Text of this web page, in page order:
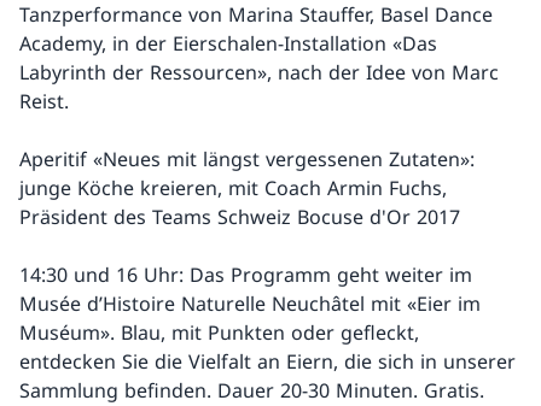
Tanzperformance von Marina Stauffer, Basel Dance
Academy, in der Eierschalen-Installation «Das
Labyrinth der Ressourcen», nach der Idee von Marc
Reist.
Aperitif «Neues mit längst vergessenen Zutaten»:
junge Köche kreieren, mit Coach Armin Fuchs,
Präsident des Teams Schweiz Bocuse d'Or 2017
14:30 und 16 Uhr: Das Programm geht weiter im
Musée d’Histoire Naturelle Neuchâtel mit «Eier im
Muséum». Blau, mit Punkten oder gefleckt,
entdecken Sie die Vielfalt an Eiern, die sich in unserer
Sammlung befinden. Dauer 20-30 Minuten. Gratis.